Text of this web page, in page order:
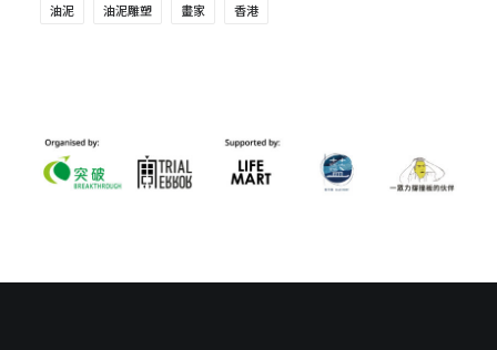
油泥 油泥雕塑 畫家 香港